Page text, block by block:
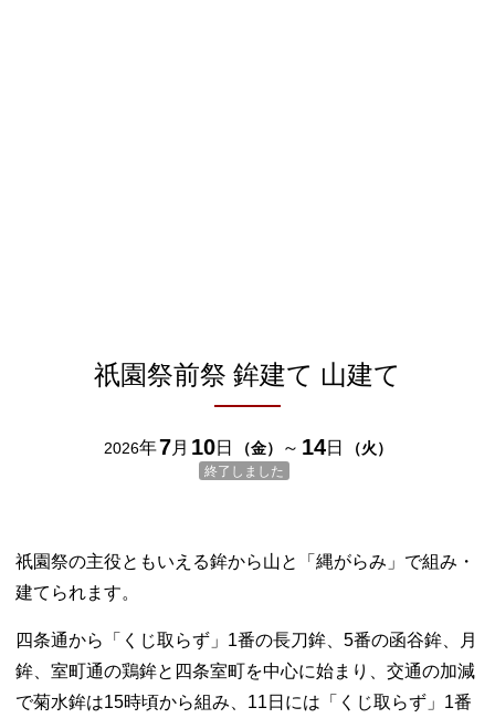
祇園祭前祭 鉾建て 山建て
終了しました
2026年7月 10日 （金） ～ 14日 （火）
祇園祭の主役ともいえる鉾から山と「縄がらみ」で組み・
建てられます。
四条通から「くじ取らず」1番の長刀鉾、5番の函谷鉾、月
鉾、室町通の鶏鉾と四条室町を中心に始まり、交通の加減
で菊水鉾は15時頃から組み、11日には「くじ取らず」1番